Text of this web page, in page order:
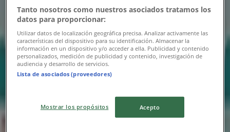
8/13 日まで有効札幌市
-3 日数
西松屋
8/13 日まで有効札幌市
Tanto nosotros como nuestros asociados tratamos los
datos para proporcionar:
Utilizar datos de localización geográfica precisa. Analizar activamente las
características del dispositivo para su identificación. Almacenar la
información en un dispositivo y/o acceder a ella. Publicidad y contenido
personalizados, medición de publicidad y contenido, investigación de
audiencia y desarrollo de servicios.
Lista de asociados (proveedores)
Mostrar los propósitos Acepto